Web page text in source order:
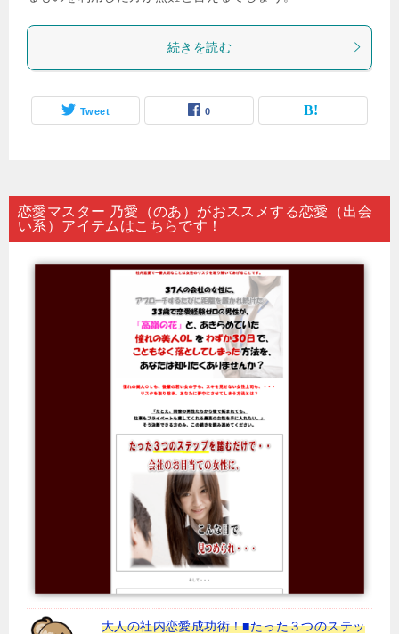
続きを読む
Tweet 0
恋愛マスター 乃愛（のあ）がおススメする恋愛（出会
い系）アイテムはこちらです！
大人の社内恋愛成功術！■たった３つのステッ